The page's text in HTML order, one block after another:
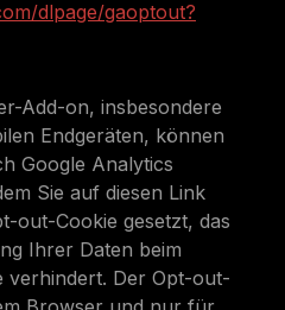
dlpage/gaoptout?
Add-on, insbesondere
Endgeräten, können
Google Analytics
Sie auf diesen Link
out-Cookie gesetzt, das
Ihrer Daten beim
verhindert. Der Opt-out-